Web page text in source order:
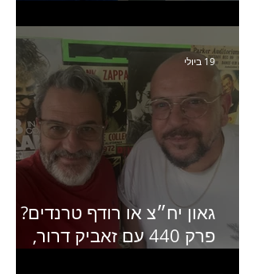
האחרון של קראנץ׳
גאון יח״צ או רודף טרנדים?
פרק 440 עם זאביק דרור,
19 ביולי